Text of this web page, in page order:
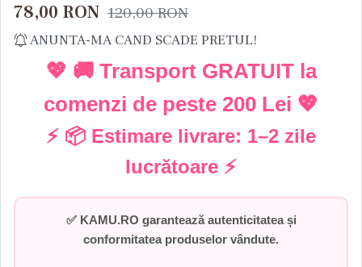
78,00 RON 120,00RON
ANUNTA-MA CAND SCADE PRETUL!
💖 🚚 Transport GRATUIT la
comenzi de peste 200 Lei 💖
⚡ 📦 Estimare livrare: 1–2 zile
lucrătoare ⚡
✅ KAMU.RO garantează autenticitatea și
conformitatea produselor vândute.